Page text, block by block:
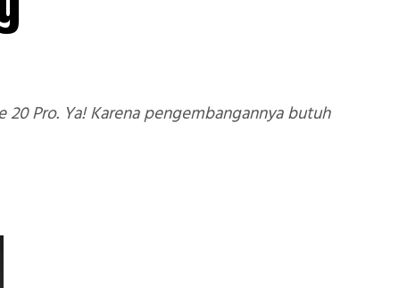
Pro. Ya! Karena pengembangannya butuh